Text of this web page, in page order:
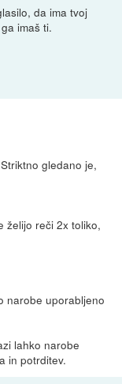
da ima tvoj
imaš ti.
gledano je,
želijo reči 2x toliko,
narobe uporabljeno
lahko narobe
in potrditev.